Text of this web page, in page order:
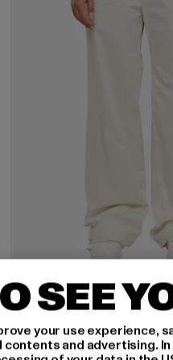
KARL KANI
Small Signature Washed
Derzeitiger Preis: 63,99 EUR
SEE
your use experience,
and advertising.